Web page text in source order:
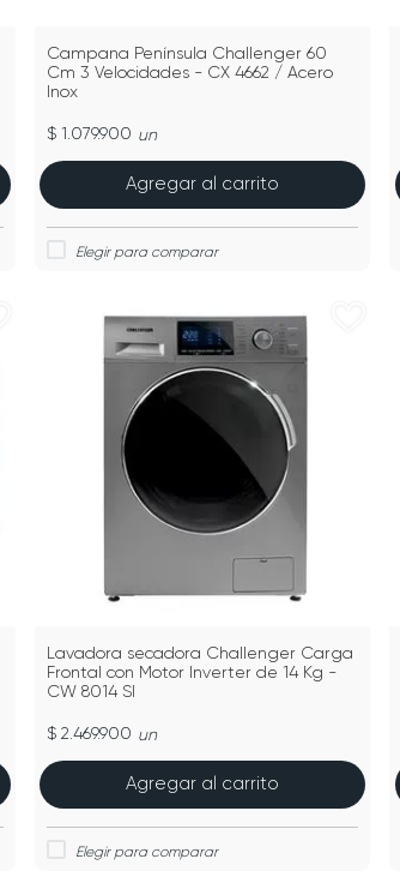
Campana Península Challenger 60
Cm 3 Velocidades - CX 4662 / Acero
Inox
$ 1.079.900 un
Agregar al carrito
Lavadora secadora Challenger Carga
Frontal con Motor Inverter de 14 Kg -
CW 8014 SI
$ 2.469.900 un
Agregar al carrito